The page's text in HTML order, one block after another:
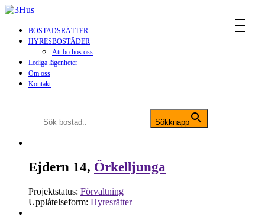
BOSTADSRÄTTER
HYRESBOSTÄDER
Att bo hos oss
Lediga lägenheter
Om oss
Kontakt
Sökknapp
Ejdern 14, Örkelljunga
Projektstatus: Förvaltning
Upplåtelseform: Hyresrätter